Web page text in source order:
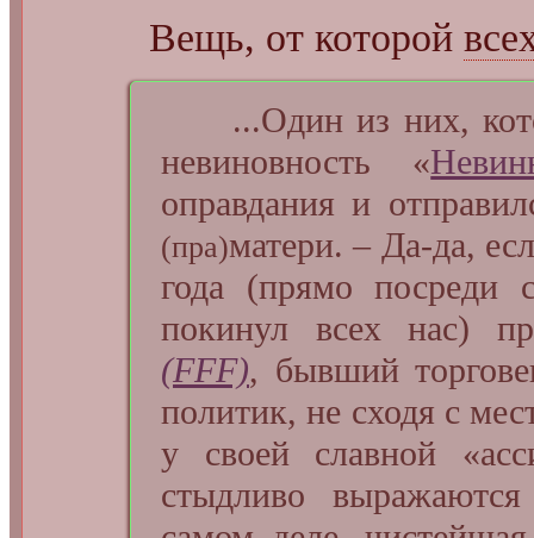
Вещь, от которой
...Один из них,
невиновность «
оправдания и
(пра)матери. – Да-да,
года (прямо посреди
покинул всех нас)
(FFF), бывший
политик, не сходя с
у своей славной
стыдливо